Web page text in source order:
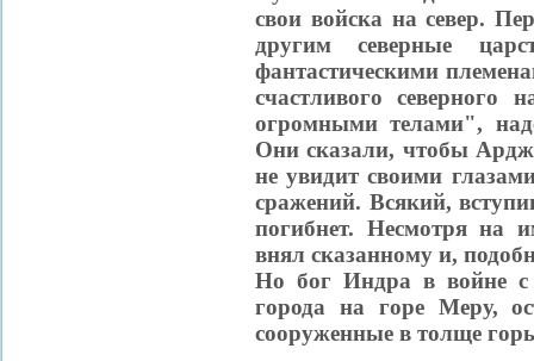
свои войска на север.
другим северные
фантастическими
счастливого
огромными телами",
Они сказали, чтобы
не увидит своими
сражений. Всякий,
погибнет. Несмотря на
внял сказанному и,
Но бог Индра в войне
города на горе Меру,
сооруженные в толще